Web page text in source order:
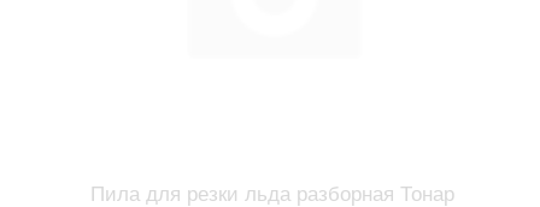
Пила для резки льда разборная Тонар